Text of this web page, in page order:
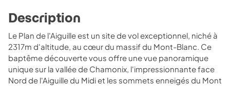
Description
Le Plan de l'Aiguille est un site de vol exceptionnel, niché à
2317m d'altitude, au cœur du massif du Mont-Blanc. Ce
baptême découverte vous offre une vue panoramique
unique sur la vallée de Chamonix, l'impressionnante face
Nord de l'Aiguille du Midi et les sommets enneigés du Mont